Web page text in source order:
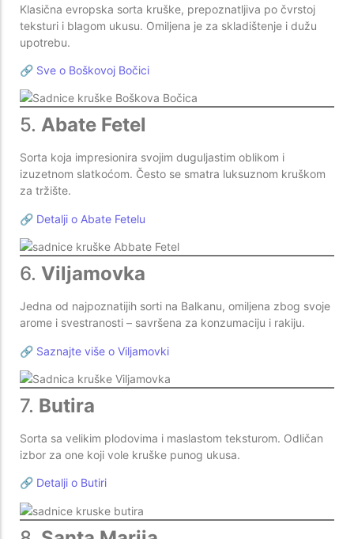
Klasična evropska sorta kruške, prepoznatljiva po čvrstoj
teksturi i blagom ukusu. Omiljena je za skladištenje i dužu
upotrebu.
🔗 Sve o Boškovoj Bočici
5. Abate Fetel
Sorta koja impresionira svojim duguljastim oblikom i
izuzetnom slatkoćom. Često se smatra luksuznom kruškom
za tržište.
🔗 Detalji o Abate Fetelu
6. Viljamovka
Jedna od najpoznatijih sorti na Balkanu, omiljena zbog svoje
arome i svestranosti – savršena za konzumaciju i rakiju.
🔗 Saznajte više o Viljamovki
7. Butira
Sorta sa velikim plodovima i maslastom teksturom. Odličan
izbor za one koji vole kruške punog ukusa.
🔗 Detalji o Butiri